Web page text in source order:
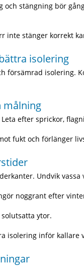
och stängning bör
inte stänger korrekt
isolering
försämrad isolering.
målning
efter sprickor,
fukt och förlänger
Undvik
noggrant efter
ytor.
isolering inför kallare